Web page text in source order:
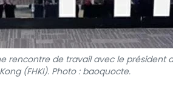
rencontre de travail avec le président
(FHKI). Photo : baoquocte.